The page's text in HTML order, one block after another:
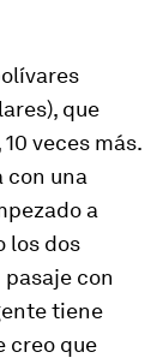
que
veces más.
con una
a
los dos
con
tiene
creo que